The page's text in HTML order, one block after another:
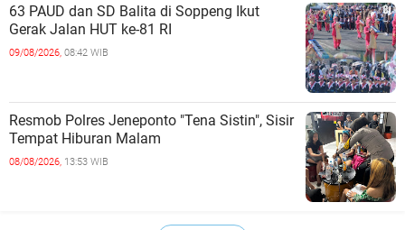
63 PAUD dan SD Balita di Soppeng Ikut
Gerak Jalan HUT ke-81 RI ‎
09/08/2026, 08:42 WIB
Resmob Polres Jeneponto "Tena Sistin", Sisir
Tempat Hiburan Malam ‎
08/08/2026, 13:53 WIB